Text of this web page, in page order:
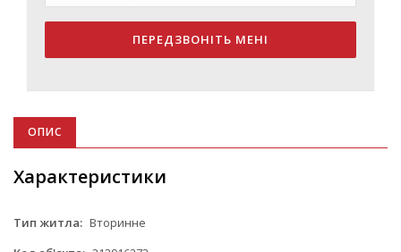
ПЕРЕДЗВОНІТЬ МЕНІ
ОПИС
Характеристики
Тип житла: Вторинне